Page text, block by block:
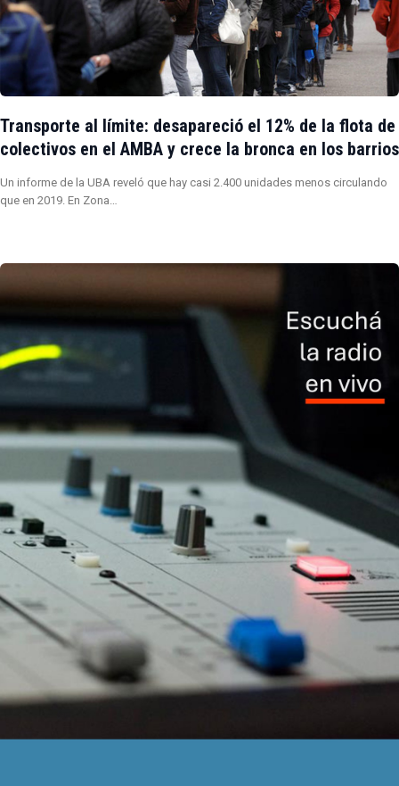
Transporte al límite: desapareció el 12% de la flota de
colectivos en el AMBA y crece la bronca en los barrios
Un informe de la UBA reveló que hay casi 2.400 unidades menos circulando
que en 2019. En Zona…